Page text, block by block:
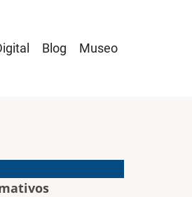
Blog Museo